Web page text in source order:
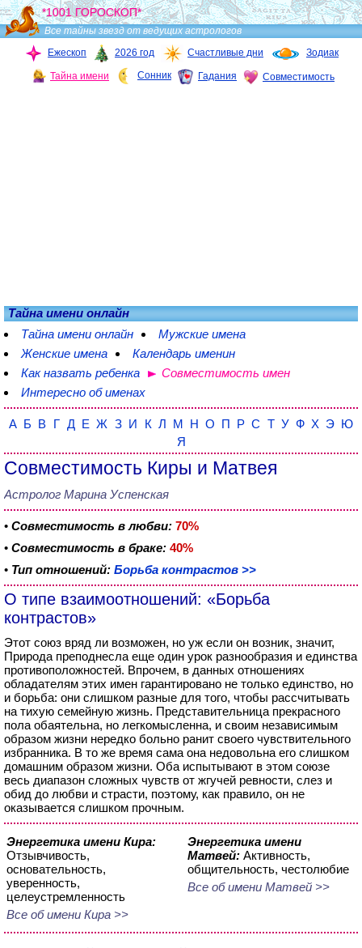
*1001 ГОРОСКОП*
Все тайны звезд от ведущих астрологов
Ежескоп
2026 год Счастливые дни Зодиак
Тайна имени Сонник Гадания Совместимость
Тайна имени онлайн
Тайна имени онлайн
Мужские имена
Женские имена
Календарь именин
Как назвать ребенка
Совместимость имен
Интересно об именах
А Б В Г Д Е Ж З И К Л М Н О П Р С Т У Ф Х Э Ю
Я
Совместимость Киры и Матвея
Астролог Марина Успенская
• Совместимость в любви: 70%
• Совместимость в браке: 40%
• Тип отношений: Борьба контрастов >>
О типе взаимоотношений: «Борьба
контрастов»
Этот союз вряд ли возможен, но уж если он возник, значит,
Природа преподнесла еще один урок разнообразия и единства
противоположностей. Впрочем, в данных отношениях
обладателям этих имен гарантировано не только единство, но
и борьба: они слишком разные для того, чтобы рассчитывать
на тихую семейную жизнь. Представительница прекрасного
пола обаятельна, но легкомысленна, и своим независимым
образом жизни нередко больно ранит своего чувствительного
избранника. В то же время сама она недовольна его слишком
домашним образом жизни. Оба испытывают в этом союзе
весь диапазон сложных чувств от жгучей ревности, слез и
обид до любви и страсти, поэтому, как правило, он не
оказывается слишком прочным.
Энергетика имени Кира:
Отзывчивость,
основательность,
уверенность,
целеустремленность
Все об имени Кира >>
Энергетика имени
Матвей: Активность,
общительность, честолюбие
Все об имени Матвей >>